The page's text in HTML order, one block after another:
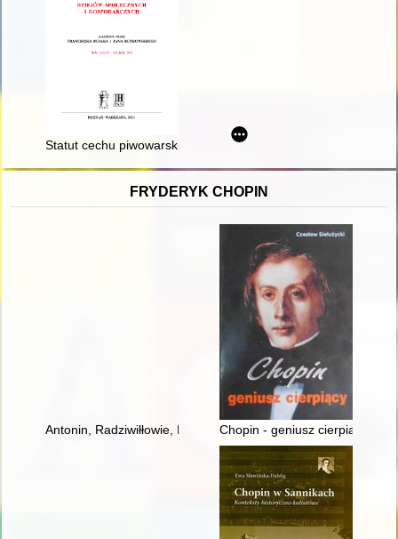
Statut cechu piwowarskiego Starego Miasta Torunia z 1521
FRYDERYK CHOPIN
Antonin, Radziwiłłowie, Fryderyk Chopin [1810-1849]
Chopin - geniusz cierpiący